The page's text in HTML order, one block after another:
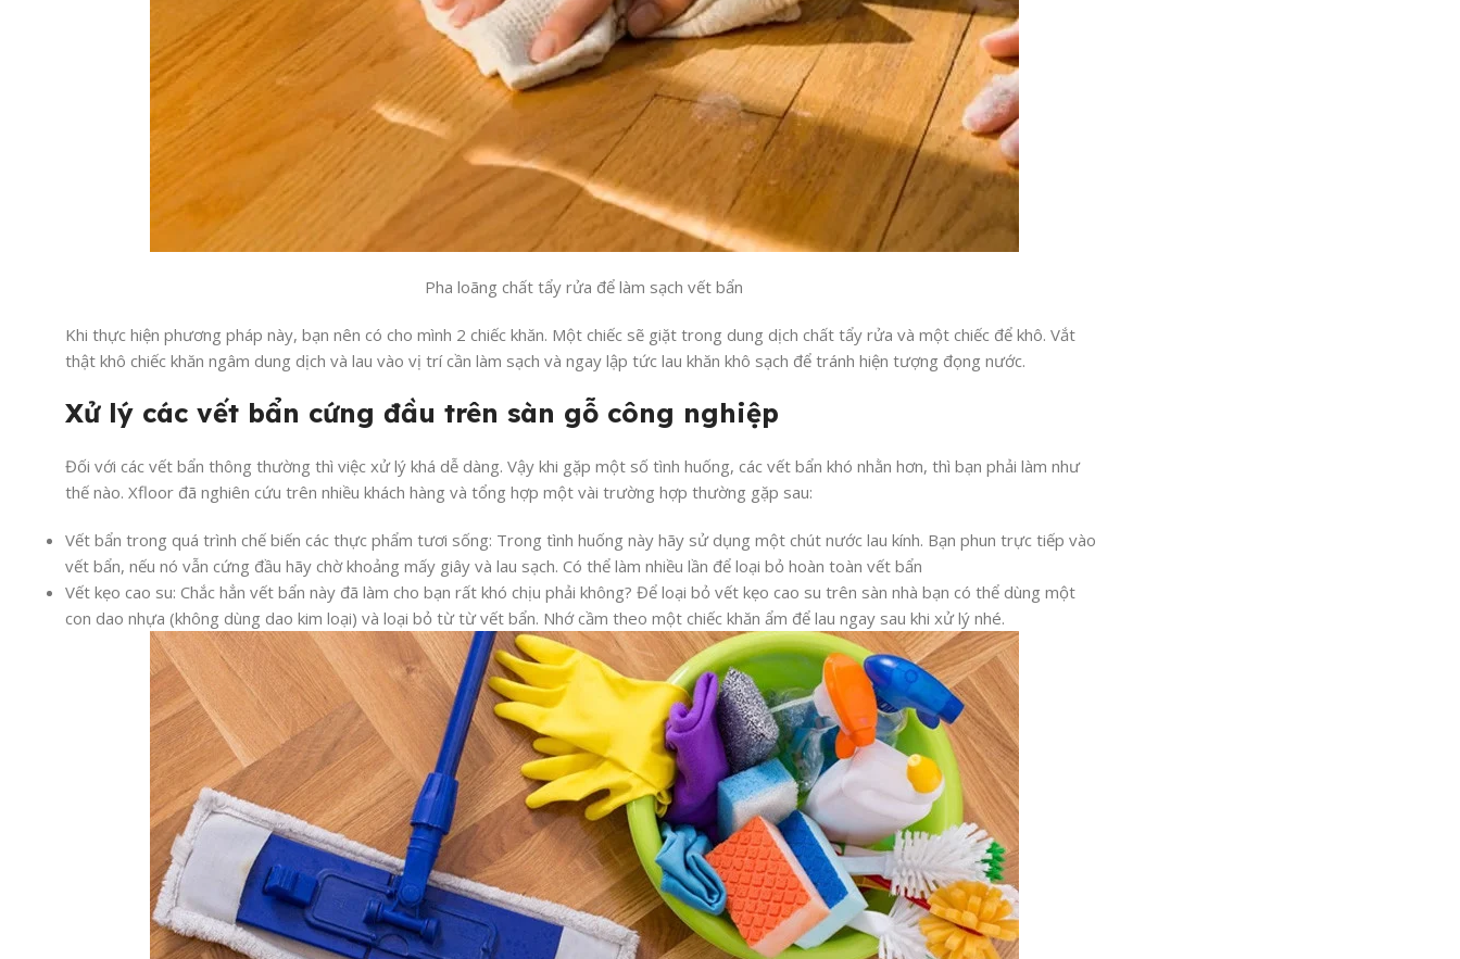
Pha loãng chất tẩy rửa để làm sạch vết bẩn
Khi thực hiện phương pháp này, bạn nên có cho mình 2 chiếc khăn. Một chiếc sẽ giặt trong dung dịch chất tẩy rửa và một chiếc để khô. Vắt
thật khô chiếc khăn ngâm dung dịch và lau vào vị trí cần làm sạch và ngay lập tức lau khăn khô sạch để tránh hiện tượng đọng nước.
Xử lý các vết bẩn cứng đầu trên sàn gỗ công nghiệp
Đối với các vết bẩn thông thường thì việc xử lý khá dễ dàng. Vậy khi gặp một số tình huống, các vết bẩn khó nhằn hơn, thì bạn phải làm như
thế nào. Xfloor đã nghiên cứu trên nhiều khách hàng và tổng hợp một vài trường hợp thường gặp sau:
Vết bẩn trong quá trình chế biến các thực phẩm tươi sống: Trong tình huống này hãy sử dụng một chút nước lau kính. Bạn phun trực tiếp vào
vết bẩn, nếu nó vẫn cứng đầu hãy chờ khoảng mấy giây và lau sạch. Có thể làm nhiều lần để loại bỏ hoàn toàn vết bẩn
Vết kẹo cao su: Chắc hẳn vết bẩn này đã làm cho bạn rất khó chịu phải không? Để loại bỏ vết kẹo cao su trên sàn nhà bạn có thể dùng một
con dao nhựa (không dùng dao kim loại) và loại bỏ từ từ vết bẩn. Nhớ cầm theo một chiếc khăn ẩm để lau ngay sau khi xử lý nhé.